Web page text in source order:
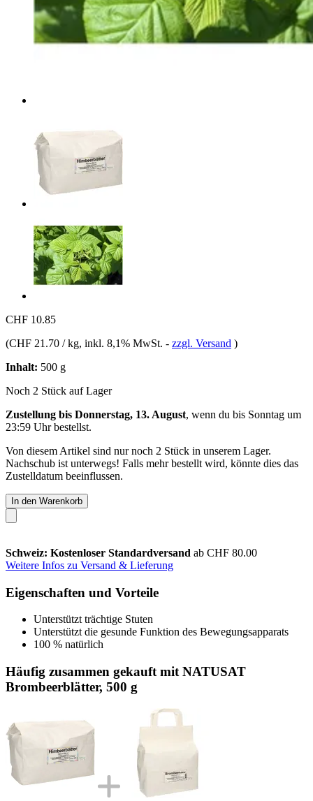
CHF 10.85
(CHF 21.70 / kg, inkl. 8,1% MwSt. - zzgl. Versand )
Inhalt: 500 g
Noch 2 Stück auf Lager
Zustellung bis Donnerstag, 13. August, wenn du bis Sonntag um
23:59 Uhrbestellst.
Von diesem Artikel sind nur noch 2 Stück in unserem Lager.
Nachschub ist unterwegs! Falls mehr bestellt wird, könnte dies das
Zustelldatum beeinflussen.
In den Warenkorb
Schweiz: Kostenloser Standardversand ab CHF 80.00
Weitere Infos zu Versand & Lieferung
Eigenschaften und Vorteile
Unterstützt trächtige Stuten
Unterstützt die gesunde Funktion des Bewegungsapparats
100 % natürlich
Häufig zusammen gekauft mit NATUSAT
Brombeerblätter, 500 g